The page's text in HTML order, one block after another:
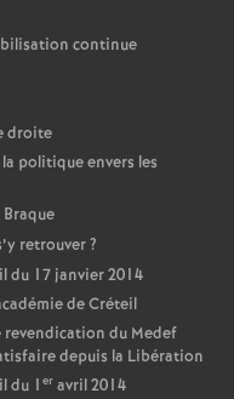
continue
droite
politique envers les
retrouver?
du 17 janvier 2014
de Créteil
revendication du Medef
depuis la Libération
du 1 er avril 2014